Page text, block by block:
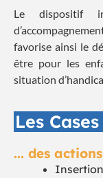
Le dispositif
favorise ainsi le
être pour les
situation
Les
... des